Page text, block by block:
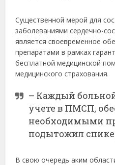
Существенной мерой для
заболеваниями сердечно-
является своевременное
препаратами в рамках
бесплатной медицинской
медицинского страхования.
– Каждый
учете в ПМСП,
необходимыми
подытожил
В свою очередь аким